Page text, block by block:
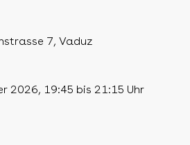
7, Vaduz
2026, 19:45 bis 21:15 Uhr